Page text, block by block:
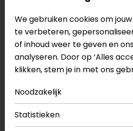
Communicatie
Kinbandsluiting
Materiaal
Pinlock
Rijstijl
Geïntegreerd
zonnevizier
We gebruiken cookies om
te verbeteren,
of inhoud weer te geven en
analyseren. Door op ‘Alles
klikken, stem je in met ons
Noodzakelijk
Statistieken